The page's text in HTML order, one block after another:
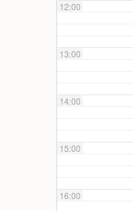
12:00
13:00
14:00
15:00
16:00